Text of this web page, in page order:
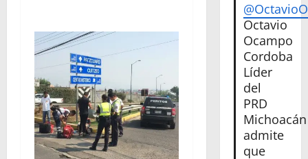
Octavio
Ocampo
Cordoba
Líder
del
PRD
Michoacán
admite
que